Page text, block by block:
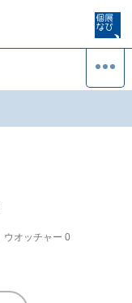
ウオッチャー 0